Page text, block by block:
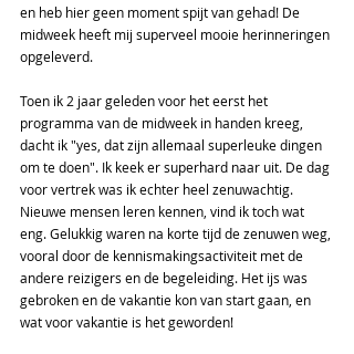
en heb hier geen moment spijt van gehad! De
midweek heeft mij superveel mooie herinneringen
opgeleverd.
Toen ik 2 jaar geleden voor het eerst het
programma van de midweek in handen kreeg,
dacht ik "yes, dat zijn allemaal superleuke dingen
om te doen". Ik keek er superhard naar uit. De dag
voor vertrek was ik echter heel zenuwachtig.
Nieuwe mensen leren kennen, vind ik toch wat
eng. Gelukkig waren na korte tijd de zenuwen weg,
vooral door de kennismakingsactiviteit met de
andere reizigers en de begeleiding. Het ijs was
gebroken en de vakantie kon van start gaan, en
wat voor vakantie is het geworden!